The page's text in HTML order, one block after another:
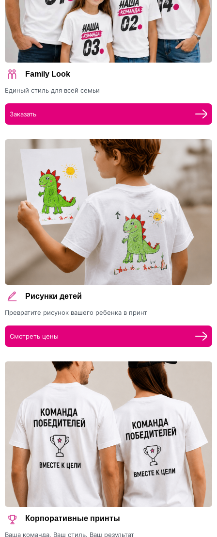
Family Look
Единый стиль для всей семьи
Заказать
Рисунки детей
Превратите рисунок вашего ребенка в принт
Смотреть цены
Корпоративные принты
Ваша команда. Ваш стиль. Ваш результат